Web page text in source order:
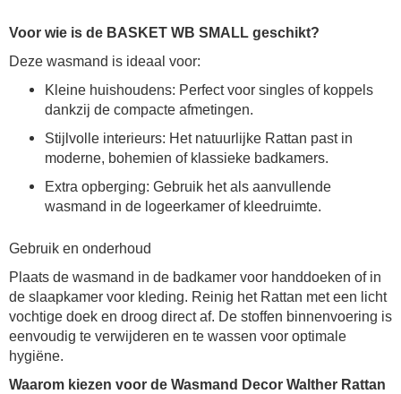
Voor wie is de BASKET WB SMALL geschikt?
Deze wasmand is ideaal voor:
Kleine huishoudens: Perfect voor singles of koppels
dankzij de compacte afmetingen.
Stijlvolle interieurs: Het natuurlijke Rattan past in
moderne, bohemien of klassieke badkamers.
Extra opberging: Gebruik het als aanvullende
wasmand in de logeerkamer of kleedruimte.
Gebruik en onderhoud
Plaats de wasmand in de badkamer voor handdoeken of in
de slaapkamer voor kleding. Reinig het Rattan met een licht
vochtige doek en droog direct af. De stoffen binnenvoering is
eenvoudig te verwijderen en te wassen voor optimale
hygiëne.
Waarom kiezen voor de Wasmand Decor Walther Rattan